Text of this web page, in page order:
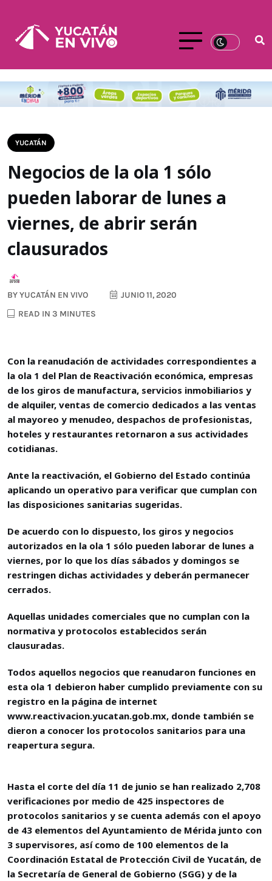
YUCATÁN
Negocios de la ola 1 sólo
pueden laborar de lunes a
viernes, de abrir serán
clausurados
BYYUCATÁN EN VIVO
JUNIO 11, 2020
READ IN 3 MINUTES
Con la reanudación de actividades correspondientes a
la ola 1 del Plan de Reactivación económica, empresas
de los giros de manufactura, servicios inmobiliarios y
de alquiler, ventas de comercio dedicados a las ventas
al mayoreo y menudeo, despachos de profesionistas,
hoteles y restaurantes retornaron a sus actividades
cotidianas.
Ante la reactivación, el Gobierno del Estado continúa
aplicando un operativo para verificar que cumplan con
las disposiciones sanitarias sugeridas.
De acuerdo con lo dispuesto, los giros y negocios
autorizados en la ola 1 sólo pueden laborar de lunes a
viernes, por lo que los días sábados y domingos se
restringen dichas actividades y deberán permanecer
cerrados.
Aquellas unidades comerciales que no cumplan con la
normativa y protocolos establecidos serán
clausuradas.
Todos aquellos negocios que reanudaron funciones en
esta ola 1 debieron haber cumplido previamente con su
registro en la página de internet
www.reactivacion.yucatan.gob.mx, donde también se
dieron a conocer los protocolos sanitarios para una
reapertura segura.
Hasta el corte del día 11 de junio se han realizado 2,708
verificaciones por medio de 425 inspectores de
protocolos sanitarios y se cuenta además con el apoyo
de 43 elementos del Ayuntamiento de Mérida junto con
3 supervisores, así como de 100 elementos de la
Coordinación Estatal de Protección Civil de Yucatán, de
la Secretaría de General de Gobierno (SGG) y de la